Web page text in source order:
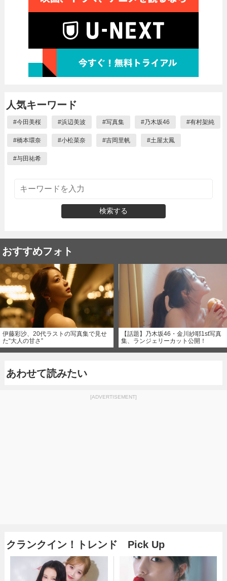
人気キーワード
#今田美桜 #浜辺美波 #写真集 #乃木坂46 #有村架純
#橋本環奈 #小松菜奈 #吉岡里帆 #土屋太鳳
#与田祐希
検索する
おすすめフォト
伊藤彩沙、20代ラストの写真集で見せ
た“大人の甘さ”
【話題】乃木坂46・金川紗耶1st写真
集、ランジェリーカット公開！
あわせて読みたい
[ADVERTISEMENT]
クランクイン！トレンド Pick Up